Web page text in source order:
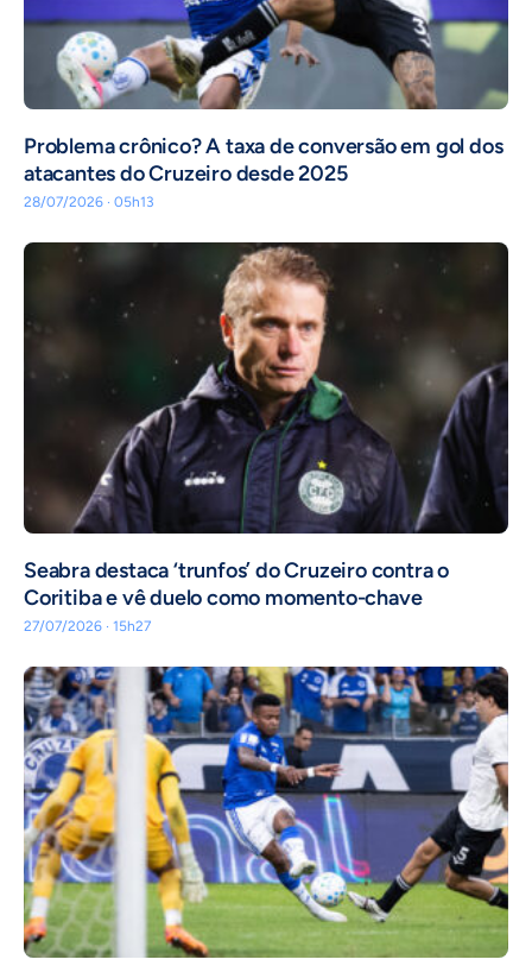
Problema crônico? A taxa de conversão em gol dos
atacantes do Cruzeiro desde 2025
28/07/2026 · 05h13
Seabra destaca ‘trunfos’ do Cruzeiro contra o
Coritiba e vê duelo como momento-chave
27/07/2026 · 15h27